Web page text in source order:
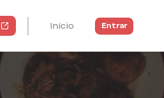
Início Entrar